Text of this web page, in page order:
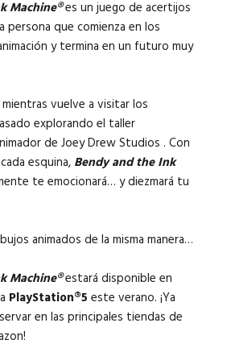
Machine®es un juego de acertijos
persona que comienza en los
y termina en un futuro muy
vuelve a visitar los
explorando el taller
de Joey Drew Studios . Con
esquina, Bendy and the Ink
te emocionará… y diezmará tu
animados de la misma manera…
Machine®estará disponible en
PlayStation®5 este verano. ¡Ya
en las principales tiendas de